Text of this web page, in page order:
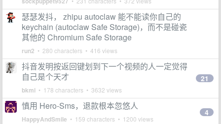
瑟瑟发抖， zhipu autoclaw 能不能读你自己的
keychain (autoclaw Safe Storage)，而不是碰瓷
其他的 Chromium Safe Storage
run2 • 280 characters • 416 views
抖音发明按返回键划到下一个视频的人一定觉得
自己是个天才
bkmi • 178 characters • 3632 views
21
慎用 Hero-Sms，退款根本忽悠人
HappyAndSmile • 159 characters • 1200 views
4